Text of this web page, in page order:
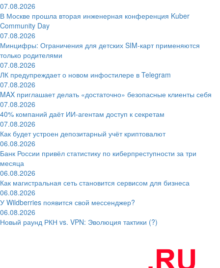
07.08.2026
В Москве прошла вторая инженерная конференция Kuber
Community Day
07.08.2026
Минцифры: Ограничения для детских SIM-карт применяются
только родителями
07.08.2026
ЛК предупреждает о новом инфостилере в Telegram
07.08.2026
MAX приглашает делать «достаточно» безопасные клиенты себя
07.08.2026
40% компаний даёт ИИ‑агентам доступ к секретам
07.08.2026
Как будет устроен депозитарный учёт криптовалют
06.08.2026
Банк России привёл статистику по киберпреступности за три
месяца
06.08.2026
Как магистральная сеть становится сервисом для бизнеса
06.08.2026
У Wildberries появится свой мессенджер?
06.08.2026
Новый раунд РКН vs. VPN: Эволюция тактики (?)